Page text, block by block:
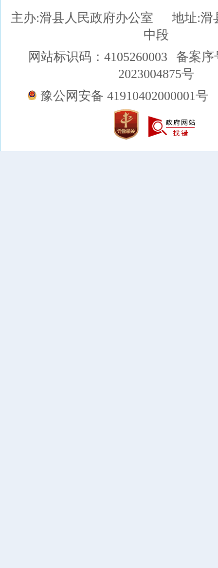
主办:滑县人民政府办公室
地址:滑
中段
网站标识码：4105260003
备案序
2023004875号
豫公网安备 41910402000001号